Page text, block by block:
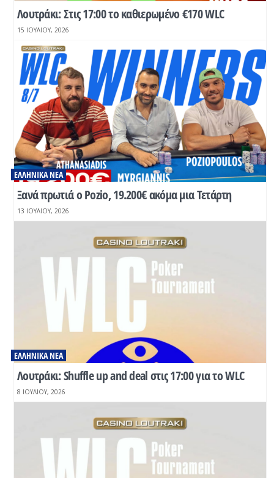
Λουτράκι: Στις 17:00 το καθιερωμένο €170 WLC
15 ΙΟΥΛΊΟΥ, 2026
Ξανά πρωτιά ο Pozio, 19.200€ ακόμα μια Τετάρτη
ΕΛΛΗΝΙΚΆ ΝΈΑ
13 ΙΟΥΛΊΟΥ, 2026
Λουτράκι: Shuffle up and deal στις 17:00 για το WLC
ΕΛΛΗΝΙΚΆ ΝΈΑ
8 ΙΟΥΛΊΟΥ, 2026